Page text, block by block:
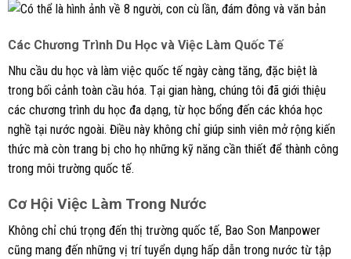
Các Chương Trình Du Học và Việc Làm Quốc Tế
Nhu cầu du học và làm việc quốc tế ngày càng tăng, đặc biệt là
trong bối cảnh toàn cầu hóa. Tại gian hàng, chúng tôi đã giới thiệu
các chương trình du học đa dạng, từ học bổng đến các khóa học
nghề tại nước ngoài. Điều này không chỉ giúp sinh viên mở rộng kiến
thức mà còn trang bị cho họ những kỹ năng cần thiết để thành công
trong môi trường quốc tế.
Cơ Hội Việc Làm Trong Nước
Không chỉ chú trọng đến thị trường quốc tế, Bao Son Manpower
cũng mang đến những vị trí tuyển dụng hấp dẫn trong nước từ tập